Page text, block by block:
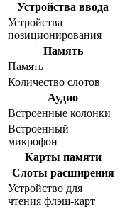
Устройства ввода
Устройства
позиционирования
Память
Память
Количество слотов
Аудио
Встроенные колонки
Встроенный
микрофон
Карты памяти
Слоты расширения
Устройство для
чтения флэш-карт